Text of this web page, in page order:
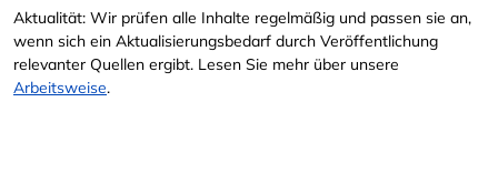
Aktualität: Wir prüfen alle Inhalte regelmäßig und passen sie an,
wenn sich ein Aktualisierungsbedarf durch Veröffentlichung
relevanter Quellen ergibt. Lesen Sie mehr über unsere
Arbeitsweise.